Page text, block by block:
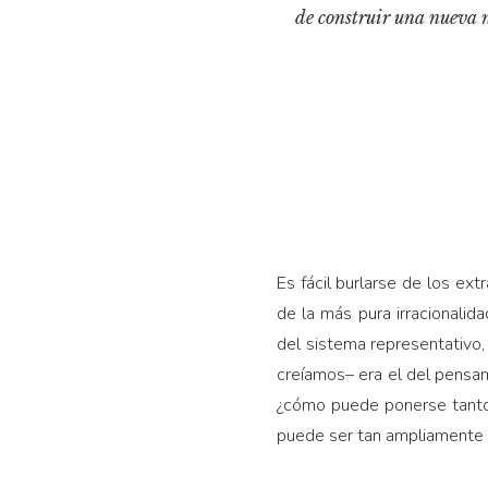
de construir una nueva
Es fácil burlarse de los
de la más pura
del sistema
creíamos– era el del
¿cómo puede ponerse
puede ser tan